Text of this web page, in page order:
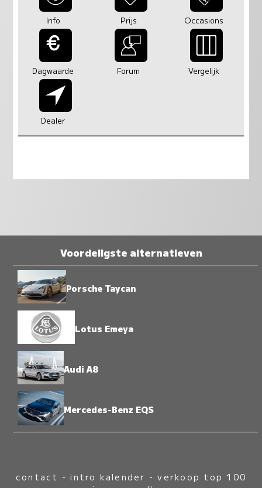
Info Prijs Occasions
Dagwaarde Forum Vergelijk
Dealer
Voordeligste alternatieven
Porsche Taycan
Lotus Emeya
Audi A8
Mercedes-Benz EQS
contact -intro kalender -verkoop top 100